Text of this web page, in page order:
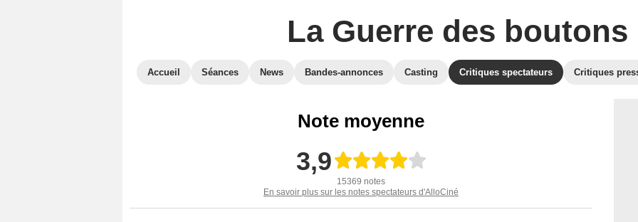
La Guerre des boutons
Accueil Séances News Bandes-annonces Casting Critiques spectateurs Critiques
Note moyenne
3,9
15369 notes
En savoir plus sur les notes spectateurs d'AlloCiné